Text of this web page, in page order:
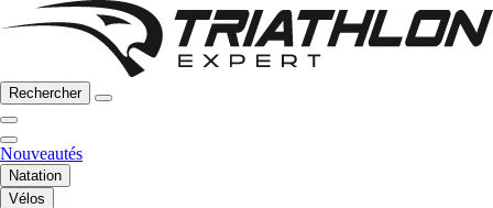
Rechercher
Nouveautés
Natation
Vélos